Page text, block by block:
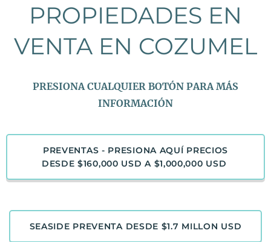
PROPIEDADES EN
VENTA EN COZUMEL
PRESIONA CUALQUIER BOTÓN PARA MÁS
INFORMACIÓN
PREVENTAS - PRESIONA AQUÍ PRECIOS
DESDE $160,000 USD A $1,000,000 USD
SEASIDE PREVENTA DESDE $1.7 MILLON USD